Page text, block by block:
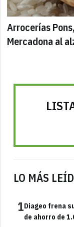
Arrocerías
Mercadona al
LO MÁS
1Diageo frena
de ahorro de